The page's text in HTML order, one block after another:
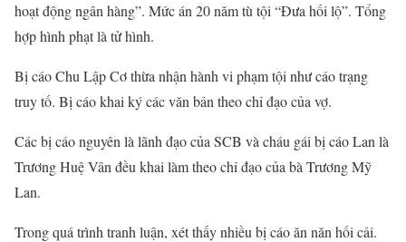
hoạt động ngân hàng”. Mức án 20 năm tù tội “Đưa hối lộ”. Tổng
hợp hình phạt là tử hình.
Bị cáo Chu Lập Cơ thừa nhận hành vi phạm tội như cáo trạng
truy tố. Bị cáo khai ký các văn bản theo chỉ đạo của vợ.
Các bị cáo nguyên là lãnh đạo của SCB và cháu gái bị cáo Lan là
Trương Huệ Vân đều khai làm theo chỉ đạo của bà Trương Mỹ
Lan.
Trong quá trình tranh luận, xét thấy nhiều bị cáo ăn năn hối cải.